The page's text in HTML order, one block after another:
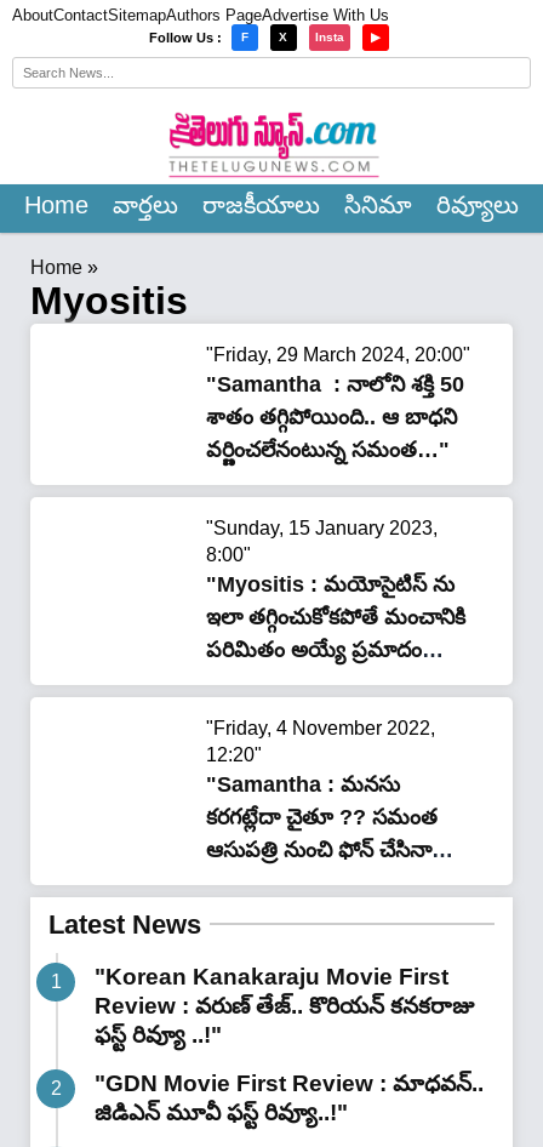
AboutContactSitemapAuthors PageAdvertise With Us
Follow Us : F X Insta ▶
Home వార్త‌లు రాజ‌కీయాలు సినిమా రివ్యూలు
Home »
Myositis
"Friday, 29 March 2024, 20:00"
"Samantha : నాలోని శ‌క్తి 50
శాతం త‌గ్గిపోయింది.. ఆ బాధ‌ని
వ‌ర్ణించ‌లేనంటున్న స‌మంత‌…"
"Sunday, 15 January 2023,
8:00"
"Myositis : మయోసైటిస్ ను
ఇలా తగ్గించుకోకపోతే మంచానికి
పరిమితం అయ్యే ప్రమాదం
తప్పదు…!!"
"Friday, 4 November 2022,
12:20"
"Samantha : మనసు
కరగట్లేదా చైతూ ?? సమంత
ఆసుపత్రి నుంచి ఫోన్ చేసినా
ఎత్తని నాగ చైతన్య ?"
Latest News
"Korean Kanakaraju Movie First
Review : వరుణ్ తేజ్.. కొరియన్ కనకరాజు
ఫస్ట్ రివ్యూ ..!"
"GDN Movie First Review : మాధవన్..
జిడిఎన్ మూవీ ఫ‌స్ట్ రివ్యూ..!"